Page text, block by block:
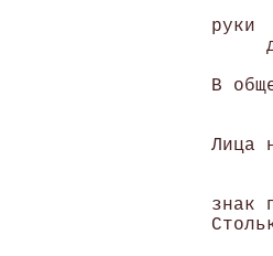
руки
В
Лица
знак